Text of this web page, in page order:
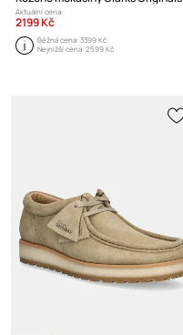
Aktuální cena:
2199 Kč
Běžná cena:3399 Kč
Nejnižší cena:2599 Kč